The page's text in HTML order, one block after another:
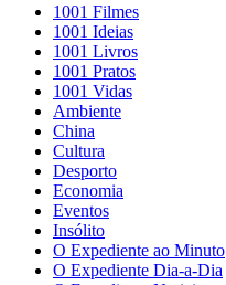
1001 Filmes
1001 Ideias
1001 Livros
1001 Pratos
1001 Vidas
Ambiente
China
Cultura
Desporto
Economia
Eventos
Insólito
O Expediente ao Minuto
O Expediente Dia-a-Dia